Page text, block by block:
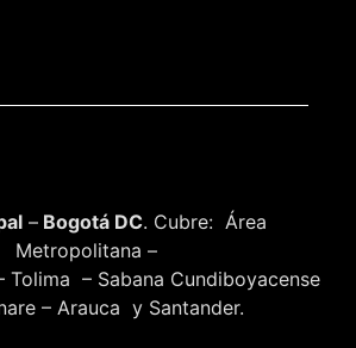
– Bogotá DC. Cubre: Área
Metropolitana –
Tolima – Sabana Cundiboyacense
– Arauca y Santander.